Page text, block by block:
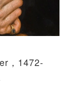
，1472-